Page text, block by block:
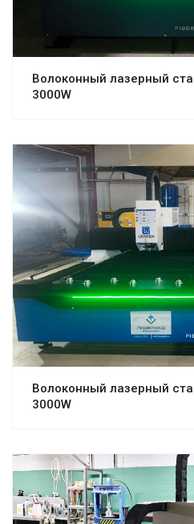
Волоконный лазерный
3000W
Волоконный лазерный
3000W